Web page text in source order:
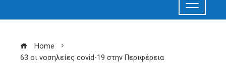
Home
63 οι νοσηλείες covid-19 στην Περιφέρεια